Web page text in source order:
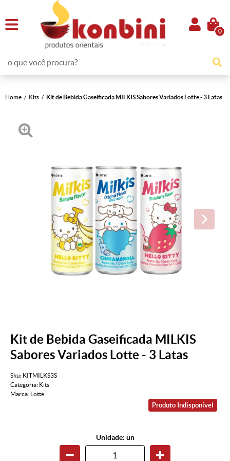
0
Home Kits Kit de Bebida Gaseificada MILKIS Sabores Variados Lotte - 3 Latas
Kit de Bebida Gaseificada MILKIS
Sabores Variados Lotte - 3 Latas
Sku: KITMILKS3S
Categoria: Kits
Marca:
Lotte
Produto Indisponível
Unidade: un